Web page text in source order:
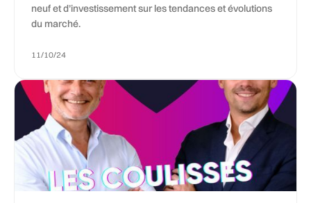
neuf et d’investissement sur les tendances et évolutions
du marché.
11/10/24